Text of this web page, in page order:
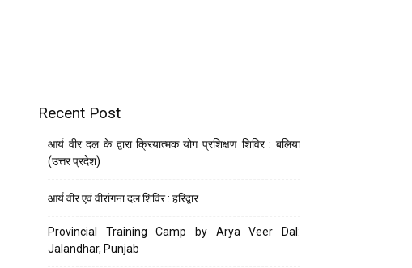
Recent Post
आर्य वीर दल के द्वारा क्रियात्मक योग प्रशिक्षण शिविर : बलिया
(उत्तर प्रदेश)
आर्य वीर एवं वीरांगना दल शिविर : हरिद्वार
Provincial Training Camp by Arya Veer Dal:
Jalandhar, Punjab